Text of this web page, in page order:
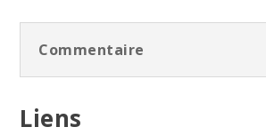
Commentaire
Liens